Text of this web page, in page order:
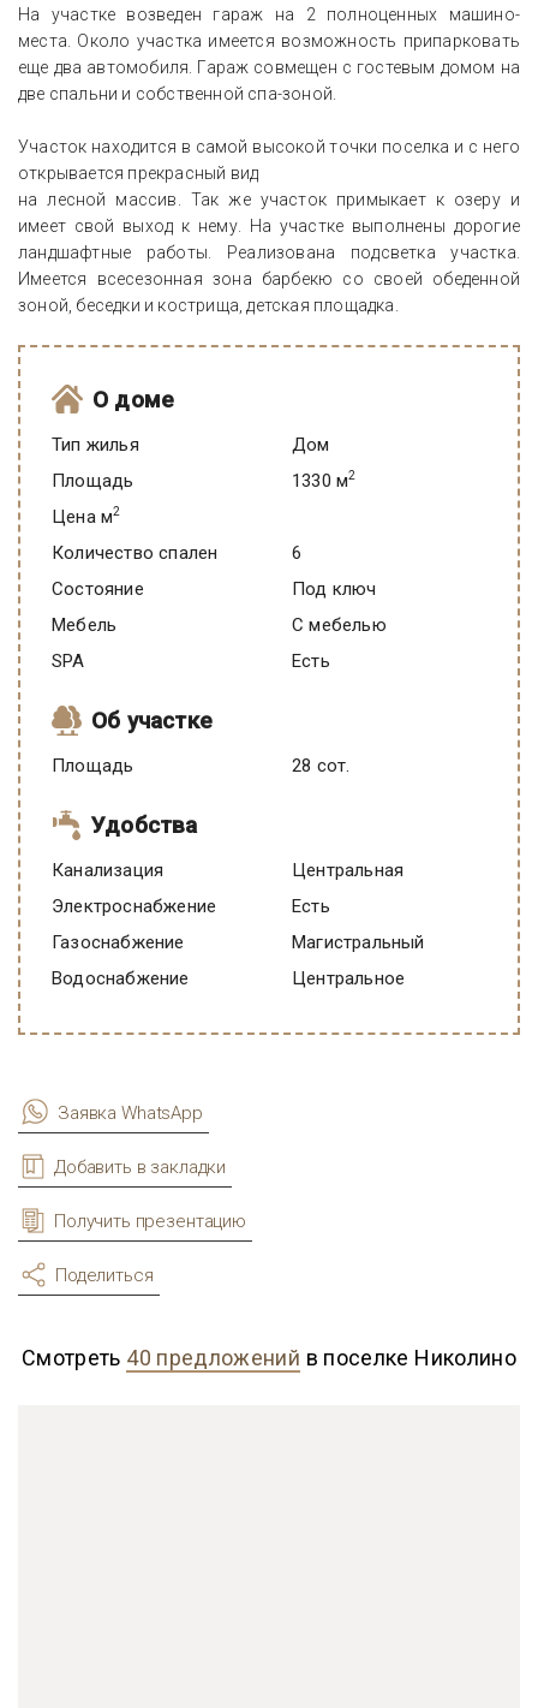
На участке возведен гараж на 2 полноценных машино-
места. Около участка имеется возможность припарковать
еще два автомобиля. Гараж совмещен с гостевым домом на
две спальни и собственной спа-зоной.
Участок находится в самой высокой точки поселка и с него
открывается прекрасный вид
на лесной массив. Так же участок примыкает к озеру и
имеет свой выход к нему. На участке выполнены дорогие
ландшафтные работы. Реализована подсветка участка.
Имеется всесезонная зона барбекю со своей обеденной
зоной, беседки и кострища, детская площадка.
О доме
Тип жилья
Дом
Площадь
1330 м2
Цена м2
Количество спален
6
Состояние
под ключ
Мебель
C мебелью
SPA
есть
Об участке
Площадь 28 сот.
Удобства
Канализация
Центральная
Электроснабжение
есть
Газоснабжение
Магистральный
Водоснабжение
Центральное
Заявка WhatsApp
Добавить в закладки
Получить презентацию
Поделиться
Смотреть 40 предложений в поселке Николино